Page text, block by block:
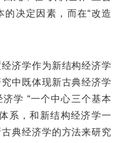
决定因素，而在“改造
济学作为新结构经济学
中既体现新古典经济学
学 “一个中心三个基本
系，和新结构经济学一
典经济学的方法来研究